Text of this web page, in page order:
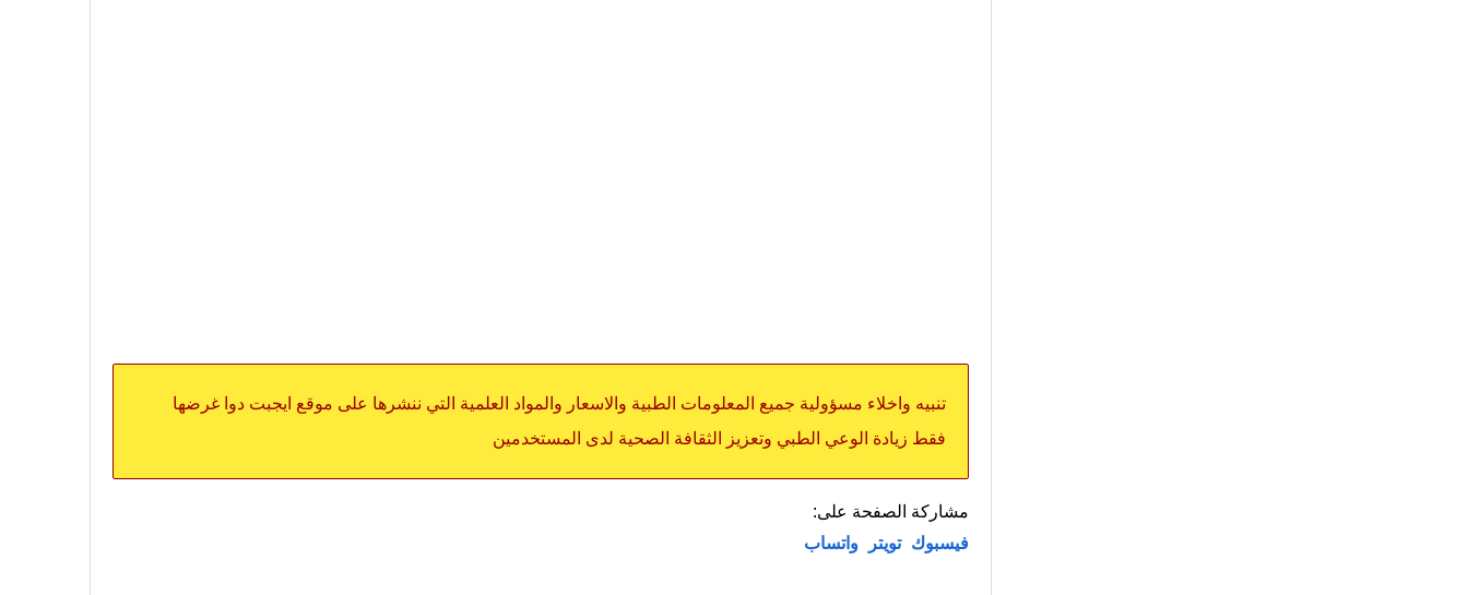
تنبيه واخلاء مسؤولية جميع المعلومات الطبية والاسعار والمواد العلمية التي ننشرها على موقع ايجبت دوا غرضها
فقط زيادة الوعي الطبي وتعزيز الثقافة الصحية لدى المستخدمين
مشاركة الصفحة على:
فيسبوك تويتر واتساب